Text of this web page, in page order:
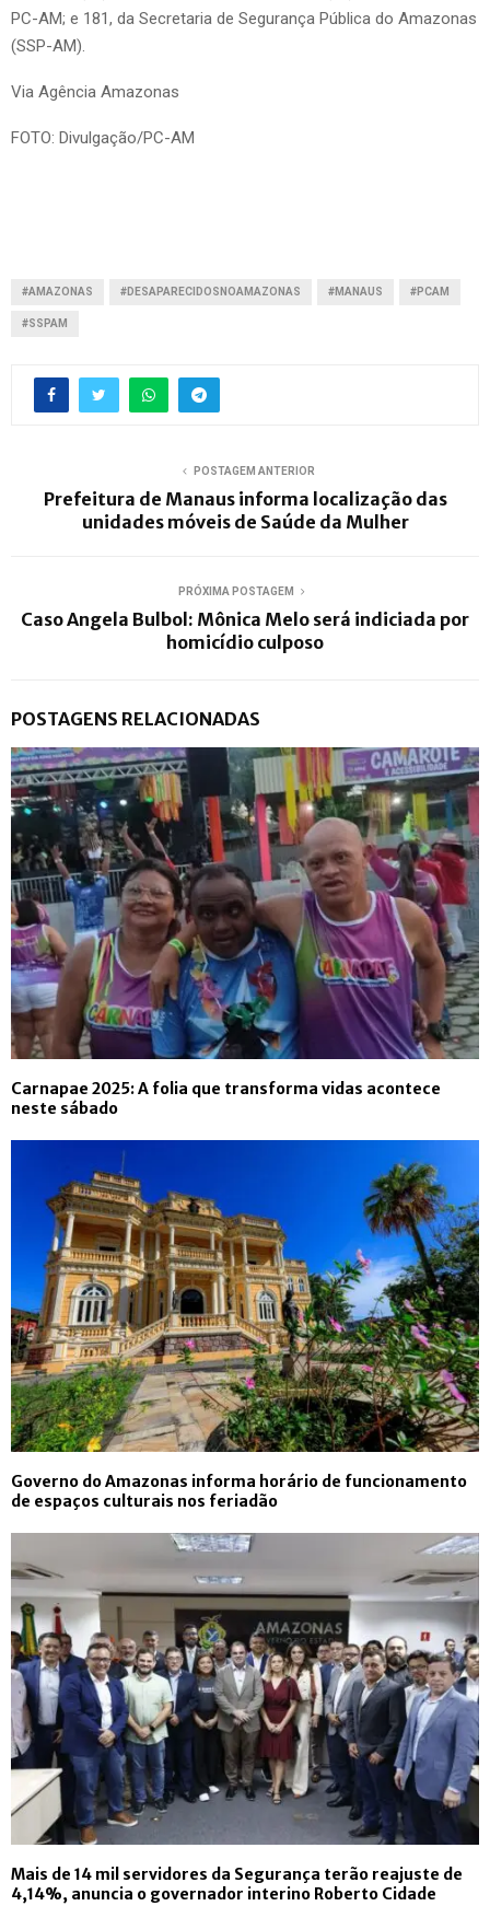
PC-AM; e 181, da Secretaria de Segurança Pública do Amazonas
(SSP-AM).
Via Agência Amazonas
FOTO: Divulgação/PC-AM
#AMAZONAS #DESAPARECIDOSNOAMAZONAS #MANAUS #PCAM
#SSPAM
POSTAGEM ANTERIOR
Prefeitura de Manaus informa localização das
unidades móveis de Saúde da Mulher
PRÓXIMA POSTAGEM
Caso Angela Bulbol: Mônica Melo será indiciada por
homicídio culposo
POSTAGENS RELACIONADAS
Carnapae 2025: A folia que transforma vidas acontece
neste sábado
Governo do Amazonas informa horário de funcionamento
de espaços culturais nos feriadão
Mais de 14 mil servidores da Segurança terão reajuste de
4,14%, anuncia o governador interino Roberto Cidade